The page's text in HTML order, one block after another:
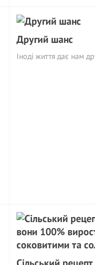
Другий шанс
Іноді життя дає нам